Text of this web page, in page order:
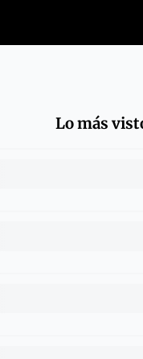
Lo más